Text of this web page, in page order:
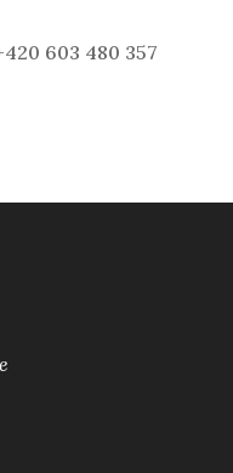
603 480 357